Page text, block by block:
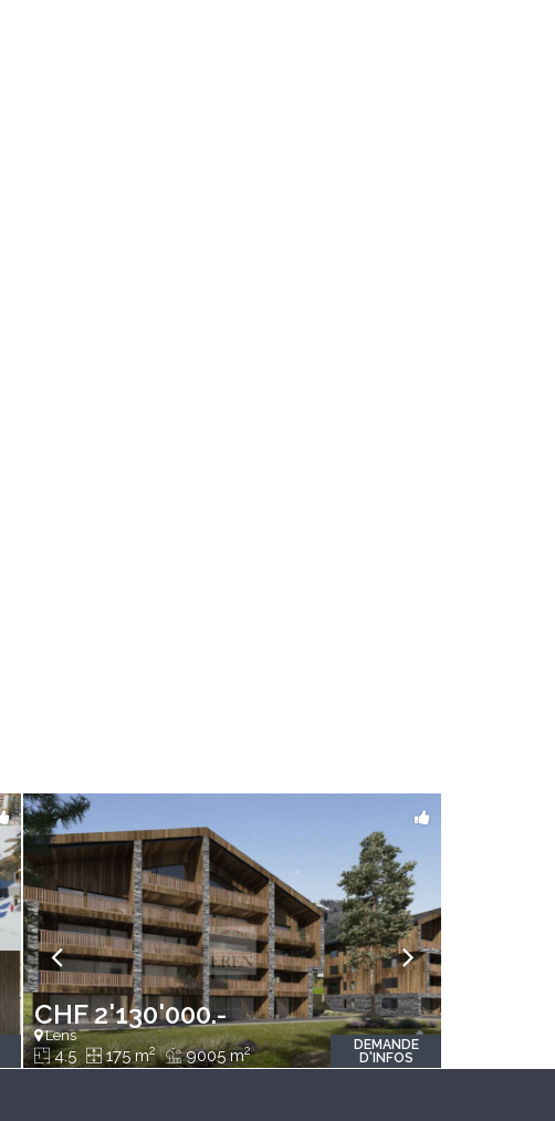
CHF 2'130'000.-
Lens
4.5 175 m2 9005 m2
DEMANDE
D'INFOS